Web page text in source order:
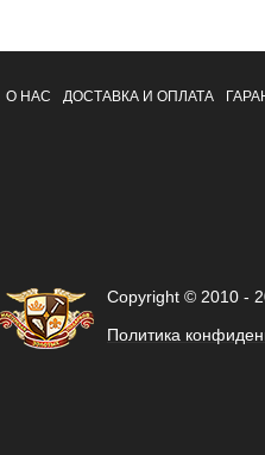
О НАС ДОСТАВКА И ОПЛАТА
Copyright © 2010 -
Политика